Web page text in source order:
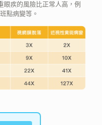
眼疾的風險比正常人高，例
點病變等。